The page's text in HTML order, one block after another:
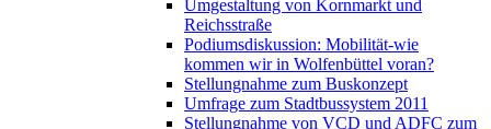
Umgestaltung von Kornmarkt und
Reichsstraße
Podiumsdiskussion: Mobilität-wie
kommen wir in Wolfenbüttel voran?
Stellungnahme zum Buskonzept
Umfrage zum Stadtbussystem 2011
Stellungnahme von VCD und ADFC zum